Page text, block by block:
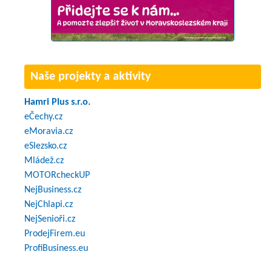
Naše projekty a aktivity
Hamri Plus s.r.o.
eČechy.cz
eMoravia.cz
eSlezsko.cz
Mládež.cz
MOTORcheckUP
NejBusiness.cz
NejChlapi.cz
NejSenioři.cz
ProdejFirem.eu
ProfiBusiness.eu